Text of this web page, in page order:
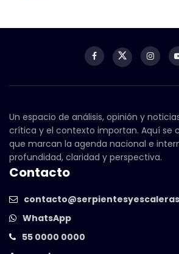
Un espacio de análisis, opinión y
crítica y el contexto importan. Aquí se
que marcan la agenda nacional e
profundidad, claridad y perspectiva.
Contacto
WhatsApp
55 0000 0000